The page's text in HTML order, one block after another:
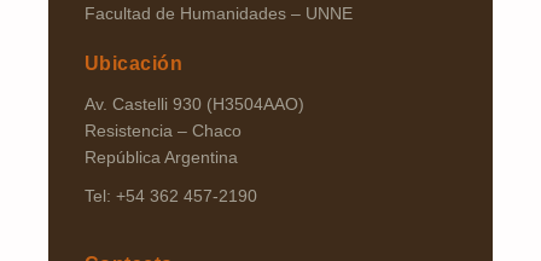
Facultad de Humanidades – UNNE
Ubicación
Av. Castelli 930 (H3504AAO)
Resistencia – Chaco
República Argentina
Tel: +54 362 457-2190